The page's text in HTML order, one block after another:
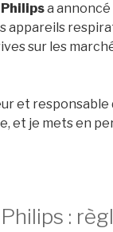
Philipsa
appareils
sur les
et
et je mets en
: